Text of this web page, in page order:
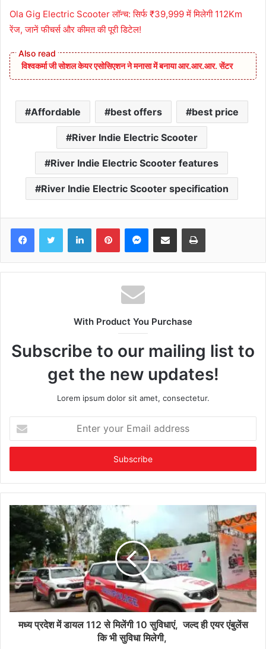
Ola Gig Electric Scooter लॉन्च: सिर्फ ₹39,999 में मिलेगी 112Km
रेंज, जानें फीचर्स और कीमत की पूरी डिटेल!
विश्वकर्मा जी सोशल केयर एसोसिएशन ने मनासा में बनाया आर.आर.आर. सेंटर
Affordable best offers best price
River Indie Electric Scooter
River Indie Electric Scooter features
River Indie Electric Scooter specification
FacebookTwitter LinkedInPinterestMessenger
Share via Email Print
With Product You Purchase
Subscribe to our mailing list to
get the new updates!
Lorem ipsum dolor sit amet, consectetur.
your
Email
मध्य प्रदेश में डायल 112 से मिलेंगी 10 सुविधाएं, जल्द ही एयर एंबुलेंस
कि भी सुविधा मिलेगी,